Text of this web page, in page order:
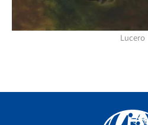
Lucero